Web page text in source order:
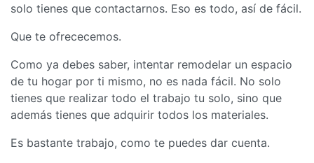
solo tienes que contactarnos. Eso es todo, así de fácil.
Que te ofrececemos.
Como ya debes saber, intentar remodelar un espacio
de tu hogar por ti mismo, no es nada fácil. No solo
tienes que realizar todo el trabajo tu solo, sino que
además tienes que adquirir todos los materiales.
Es bastante trabajo, como te puedes dar cuenta.